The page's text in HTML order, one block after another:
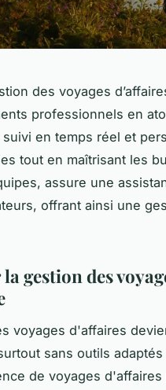
des voyages
professionnels en
en temps réel et
tout en maîtrisant les
assure une
offrant ainsi une
gestion des
voyages d'affaires
sans outils
de voyages